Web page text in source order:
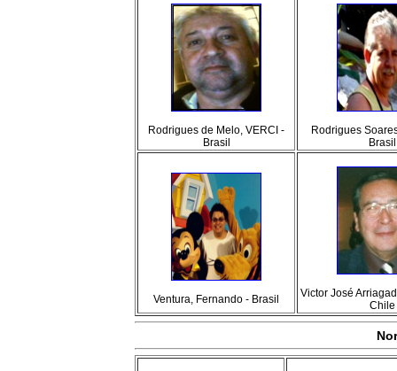
Rodrigues de Melo, VERCI -
Brasil
Rodrigues
Brasil
Ventura, Fernando - Brasil
Victor José
Chile